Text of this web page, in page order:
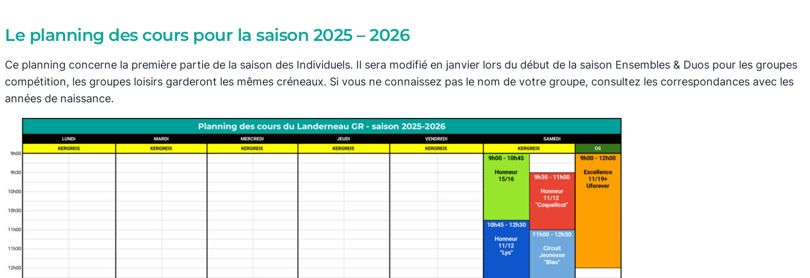
Le planning des cours pour la saison 2025 – 2026
Ce planning concerne la première partie de la saison des Individuels. Il sera modifié en janvier lors du début de la saison Ensembles & Duos pour les groupes
compétition, les groupes loisirs garderont les mêmes créneaux. Si vous ne connaissez pas le nom de votre groupe, consultez les correspondances avec les
années de naissance.